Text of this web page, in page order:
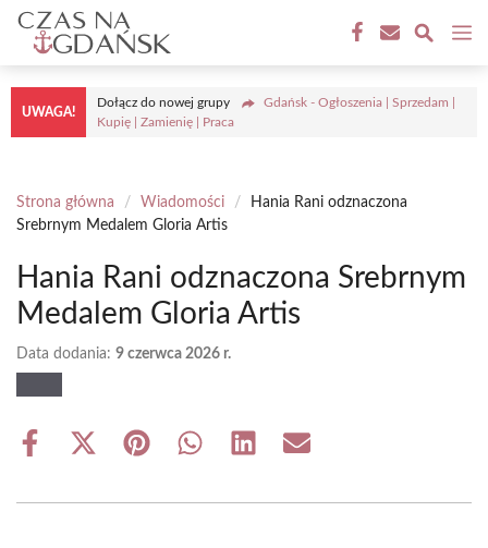
Przejdź
treści
UWAGA!
Dołącz do nowej grupy
Gdańsk - Ogłoszenia | Sprzedam |
Kupię | Zamienię | Praca
Strona główna / Wiadomości /
Hania Rani odznaczona
Srebrnym Medalem Gloria Artis
Hania Rani odznaczona Srebrnym
Medalem Gloria Artis
Data dodania: 9 czerwca 2026 r.
Share
Share
(Twitter)
Share Share Share Share